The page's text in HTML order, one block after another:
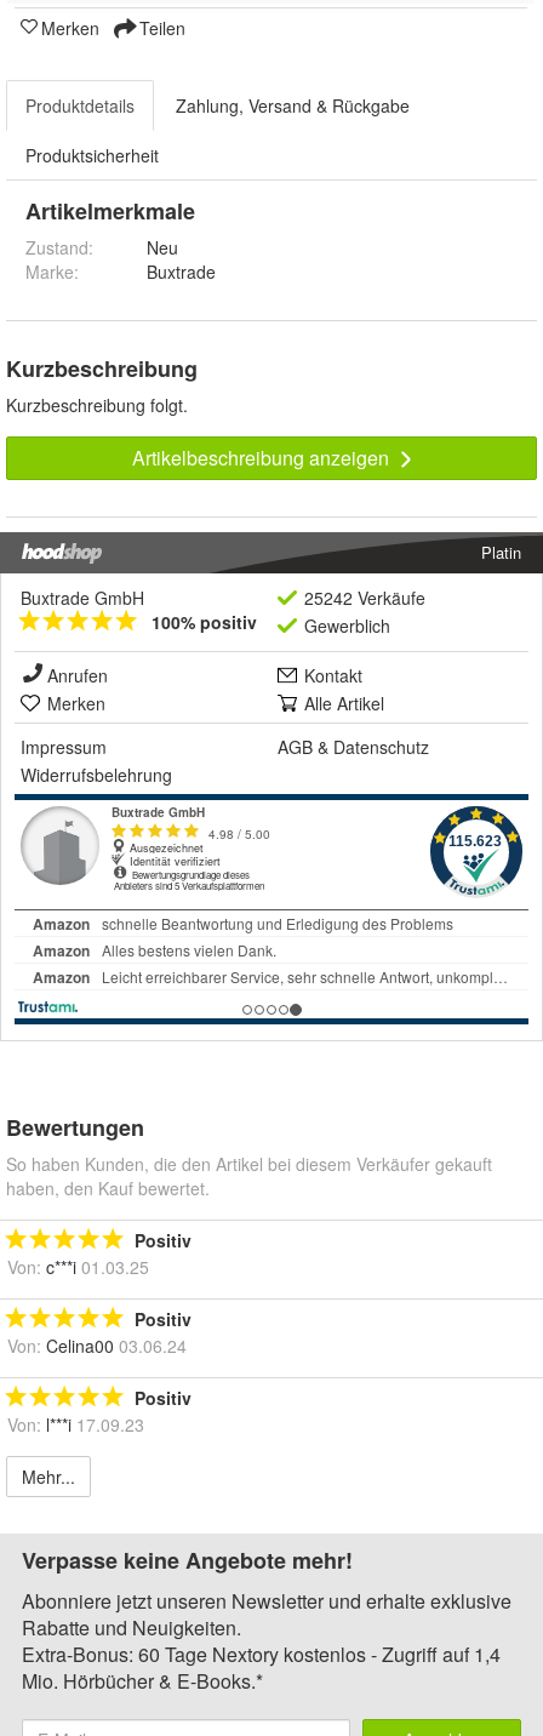
Merken Teilen
Produktdetails Zahlung, Versand & Rückgabe
Produktsicherheit
Artikelmerkmale
Zustand:
Neu
Marke:
Buxtrade
Kurzbeschreibung
Kurzbeschreibung folgt.
Artikelbeschreibung anzeigen
Platin
Buxtrade GmbH
100% positiv
25242 Verkäufe
Gewerblich
Anrufen
Kontakt
Merken
Alle Artikel
Impressum
AGB & Datenschutz
Widerrufsbelehrung
Bewertungen
So haben Kunden, die den Artikel bei diesem Verkäufer gekauft
haben, den Kauf bewertet.
Positiv
Von: c***i 01.03.25
Positiv
Von: Celina00 03.06.24
Positiv
Von: l***i 17.09.23
Mehr...
Verpasse keine Angebote mehr!
Abonniere jetzt unseren Newsletter und erhalte exklusive
Rabatte und Neuigkeiten.
Extra-Bonus: 60 Tage Nextory kostenlos - Zugriff auf 1,4
Mio. Hörbücher & E-Books.*